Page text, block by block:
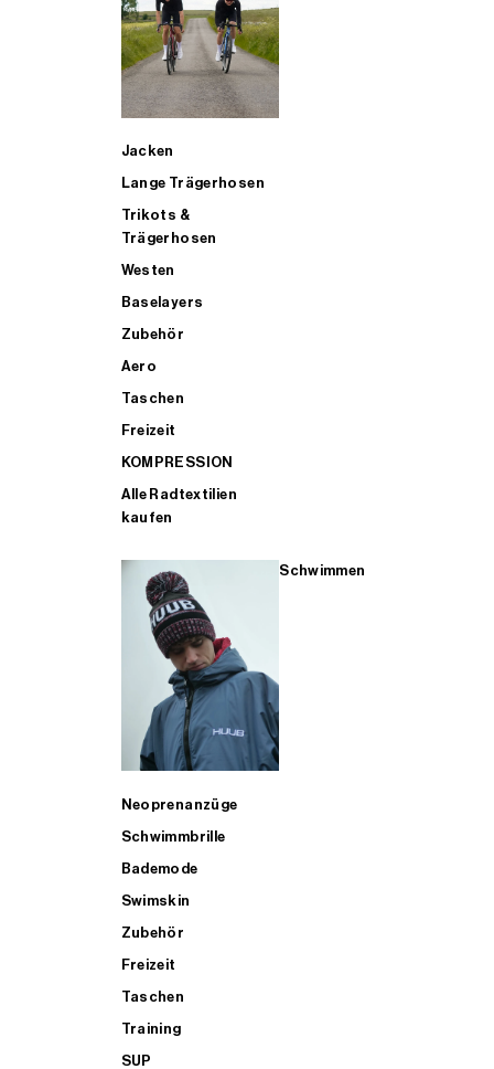
Jacken
Lange Trägerhosen
Trikots &
Trägerhosen
Westen
Baselayers
Zubehör
Aero
Taschen
Freizeit
KOMPRESSION
Alle Radtextilien
kaufen
Schwimmen
Neoprenanzüge
Schwimmbrille
Bademode
Swimskin
Zubehör
Freizeit
Taschen
Training
SUP
ALLE TRIATHLONARTIKEL FÜR MÄNNER KAUFEN